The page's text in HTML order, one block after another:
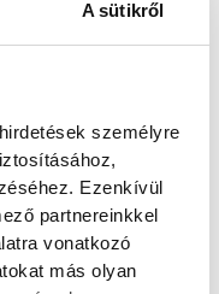
A sütikről
személyre
Ezenkívül
partnereinkkel
vonatkozó
más olyan
NB I,
9. 16:00